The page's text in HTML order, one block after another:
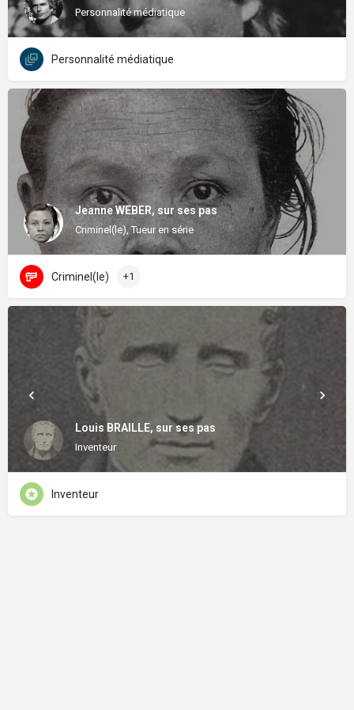
Personnalité médiatique
Personnalité médiatique
Jeanne WEBER, sur ses pas
Criminel(le), Tueur en série
Criminel(le) +1
Louis BRAILLE, sur ses pas
Inventeur
Inventeur